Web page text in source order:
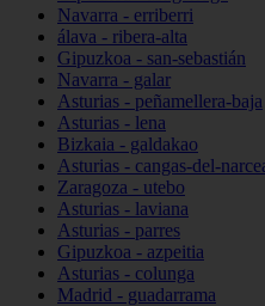
Navarra - erriberri
álava - ribera-alta
Gipuzkoa - san-sebastián
Navarra - galar
Asturias - peñamellera-baja
Asturias - lena
Bizkaia - galdakao
Asturias - cangas-del-
Zaragoza - utebo
Asturias - laviana
Asturias - parres
Gipuzkoa - azpeitia
Asturias - colunga
Madrid - guadarrama